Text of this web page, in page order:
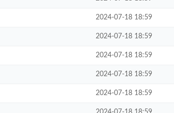
2024-07-18 18:59
2024-07-18 18:59
2024-07-18 18:59
2024-07-18 18:59
2024-07-18 18:59